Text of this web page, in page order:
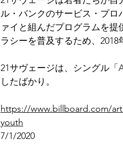
ル・バンクのサービス・プ
ァイと組んだプログラムを
ラシーを普及するため、
21サヴェージは、シングル
したばかり。
https://www.billboard.com/
youth
7/1/2020